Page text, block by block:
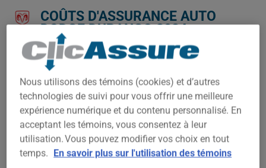
COÛTS D'ASSURANCE AUTO
DODGE DURANGO 2024.
Nous n'avons pas encore suffisamment de données
d'assurance auto pour ce véhicule.
Essayez un autre modèle ou une autre année, ou
commencez une soumission pour un prix personnalisé.
Pour trouver la meilleur assurance pour votre véhicule DODGE
DURANGO 2024, il est plus important que jamais de comparer
les options disponibles.
Nous utilisons des témoins (cookies) et d’autres
technologies de suivi pour vous offrir une meilleure
expérience numérique et du contenu personnalisé. En
acceptant les témoins, vous consentez à leur
utilisation. Vous pouvez modifier vos choix en tout
temps. En savoir plus sur l'utilisation des témoins